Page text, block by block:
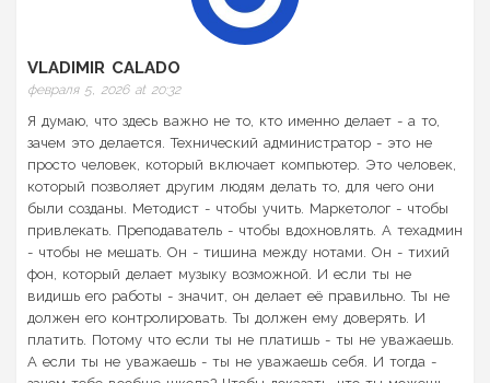
VLADIMIR CALADO
февраля 5, 2026 at 20:32
Я думаю, что здесь важно не то, кто именно делает - а то,
зачем это делается. Технический администратор - это не
просто человек, который включает компьютер. Это человек,
который позволяет другим людям делать то, для чего они
были созданы. Методист - чтобы учить. Маркетолог - чтобы
привлекать. Преподаватель - чтобы вдохновлять. А техадмин
- чтобы не мешать. Он - тишина между нотами. Он - тихий
фон, который делает музыку возможной. И если ты не
видишь его работы - значит, он делает её правильно. Ты не
должен его контролировать. Ты должен ему доверять. И
платить. Потому что если ты не платишь - ты не уважаешь.
А если ты не уважаешь - ты не уважаешь себя. И тогда -